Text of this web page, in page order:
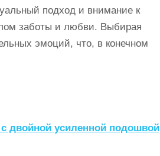
подход и внимание к
заботы и любви. Выбирая
эмоций, что, в конечном
двойной усиленной подошвой